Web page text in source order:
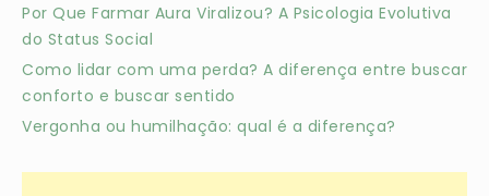
Por Que Farmar Aura Viralizou? A Psicologia Evolutiva
do Status Social
Como lidar com uma perda? A diferença entre buscar
conforto e buscar sentido
Vergonha ou humilhação: qual é a diferença?